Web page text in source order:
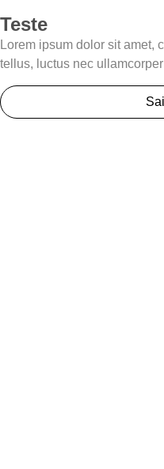
Teste
Lorem ipsum dolor sit amet,
tellus, luctus nec